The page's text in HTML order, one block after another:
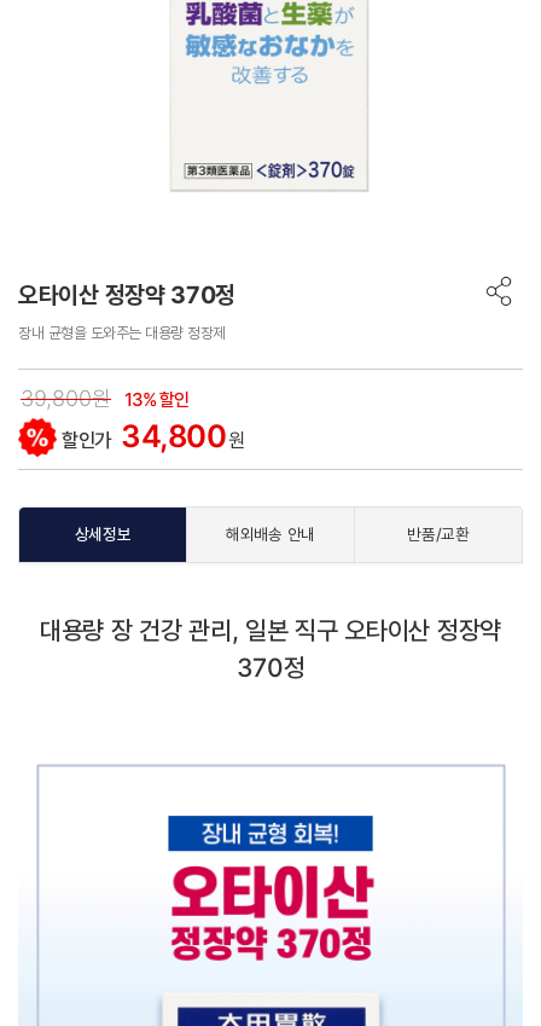
오타이산 정장약 370정
장내 균형을 도와주는 대용량 정장제
39,800원 13% 할인
할인가 34,800원
상세정보 해외배송 안내 반품/교환
대용량 장 건강 관리, 일본 직구 오타이산 정장약
370정